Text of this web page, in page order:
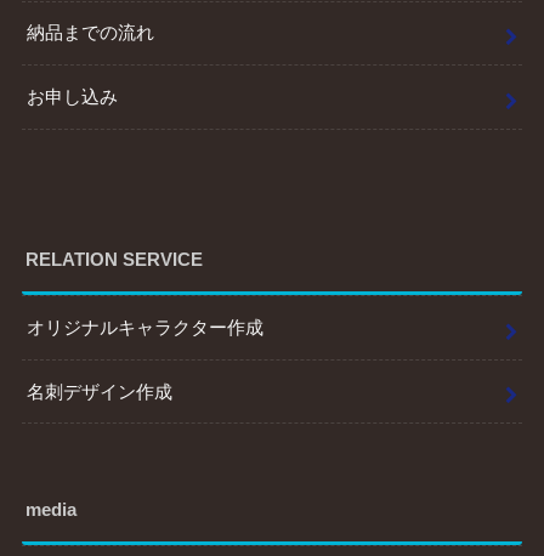
納品までの流れ
お申し込み
RELATION SERVICE
オリジナルキャラクター作成
名刺デザイン作成
media